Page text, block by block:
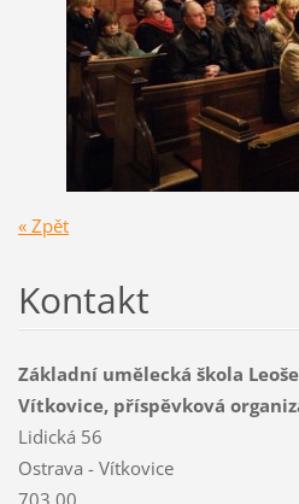
« Zpět
Kontakt
Základní umělecká škola
Vítkovice, příspěvková
Lidická 56
Ostrava - Vítkovice
703 00